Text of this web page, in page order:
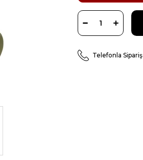
Telefonla Sipariş